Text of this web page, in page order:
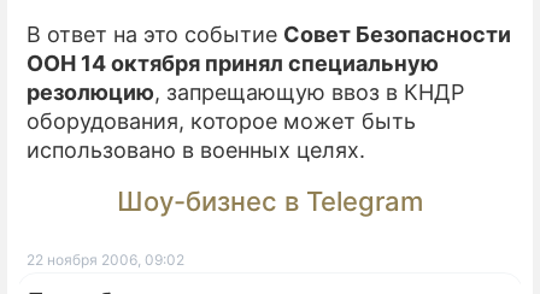
В ответ на это событие Совет Безопасности
ООН 14 октября принял специальную
резолюцию, запрещающую ввоз в КНДР
оборудования, которое может быть
использовано в военных целях.
Шоу-бизнес в Telegram
22 ноября 2006, 09:02